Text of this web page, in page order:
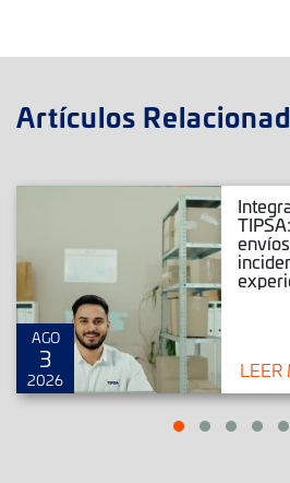
Artículos
AGO
3
2026 LEER